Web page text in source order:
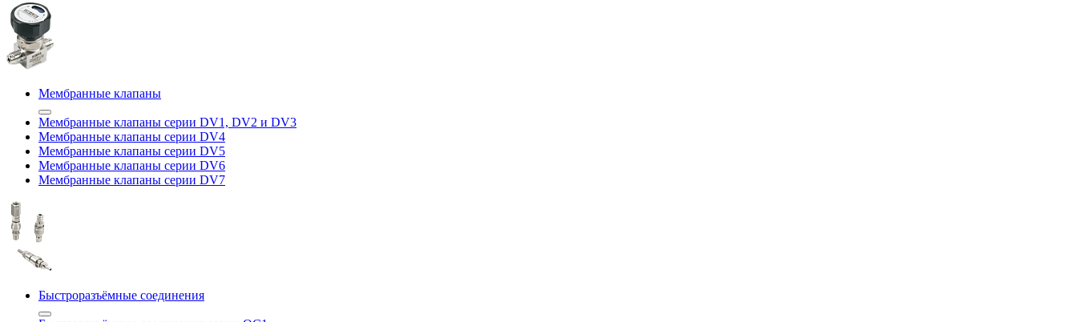
Мембранные клапаны
Мембранные клапаны серии DV1, DV2 и DV3
Мембранные клапаны серии DV4
Мембранные клапаны серии DV5
Мембранные клапаны серии DV6
Мембранные клапаны серии DV7
Быстроразъёмные соединения